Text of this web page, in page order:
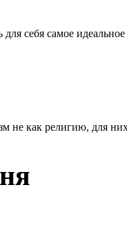
себя самое
не как религию, для